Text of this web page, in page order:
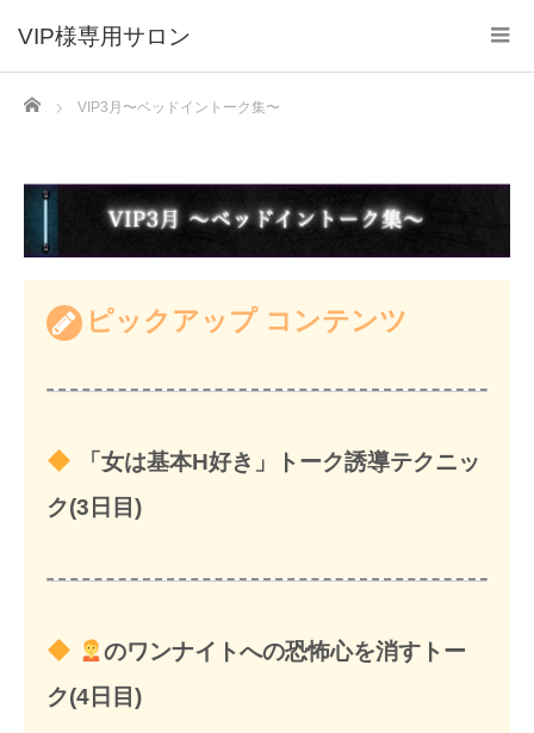
VIP様専用サロン
Home VIP3月〜ベッドイントーク集〜
ピックアップ コンテンツ
「女は基本H好き」トーク誘導テクニッ
ク(3日目)
のワンナイトへの恐怖心を消すトー
ク(4日目)